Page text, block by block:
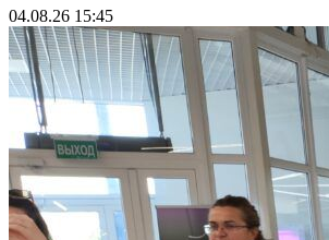
04.08.26 15:45